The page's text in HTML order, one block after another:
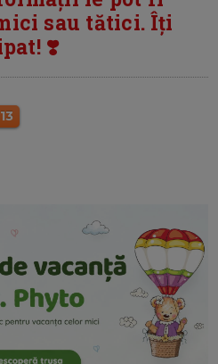
sau tătici. Îți
❣️